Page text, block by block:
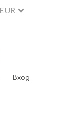
EUR
Вход